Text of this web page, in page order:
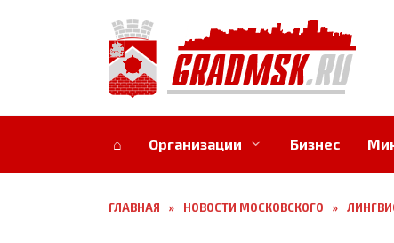
⌂ Организации Бизнес
ГЛАВНАЯ » НОВОСТИ МОСКОВСКОГО »